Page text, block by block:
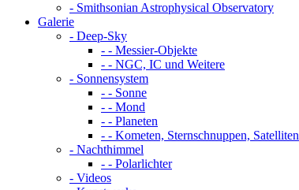
- Smithsonian Astrophysical Observatory
Galerie
- Deep-Sky
- - Messier-Objekte
- - NGC, IC und Weitere
- Sonnensystem
- - Sonne
- - Mond
- - Planeten
- - Kometen, Sternschnuppen, Satelliten
- Nachthimmel
- - Polarlichter
- Videos